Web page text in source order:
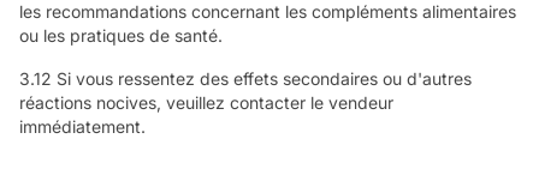
les recommandations concernant les compléments alimentaires
ou les pratiques de santé.
3.12 Si vous ressentez des effets secondaires ou d'autres
réactions nocives, veuillez contacter le vendeur
immédiatement.